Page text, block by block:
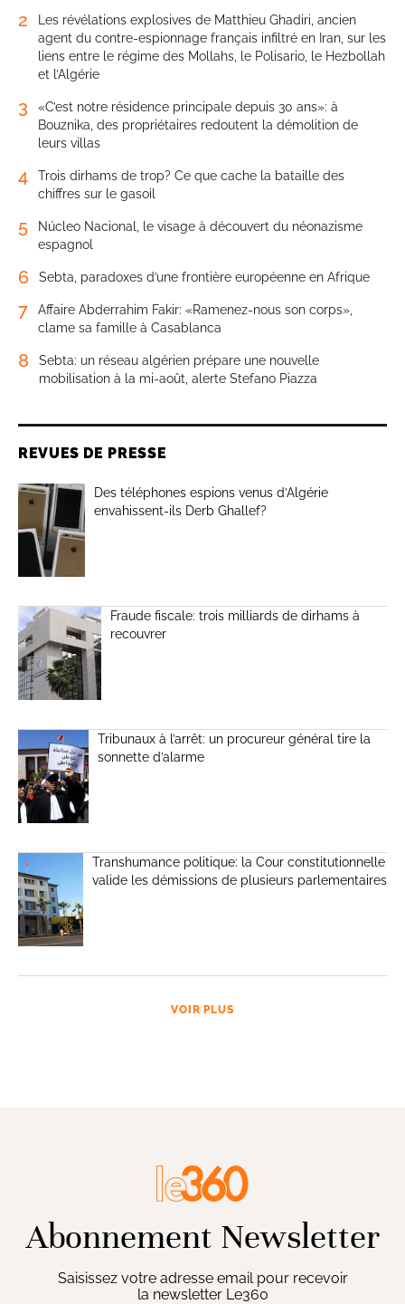
2
Les révélations explosives de Matthieu Ghadiri, ancien
agent du contre-espionnage français infiltré en Iran, sur les
liens entre le régime des Mollahs, le Polisario, le Hezbollah
et l’Algérie
3
«C’est notre résidence principale depuis 30 ans»: à
Bouznika, des propriétaires redoutent la démolition de
leurs villas
4
Trois dirhams de trop? Ce que cache la bataille des
chiffres sur le gasoil
5
Núcleo Nacional, le visage à découvert du néonazisme
espagnol
6 Sebta, paradoxes d’une frontière européenne en Afrique
7
Affaire Abderrahim Fakir: «Ramenez-nous son corps»,
clame sa famille à Casablanca
8
Sebta: un réseau algérien prépare une nouvelle
mobilisation à la mi-août, alerte Stefano Piazza
REVUES DE PRESSE
Des téléphones espions venus d’Algérie
envahissent-ils Derb Ghallef?
Fraude fiscale: trois milliards de dirhams à
recouvrer
Tribunaux à l’arrêt: un procureur général tire la
sonnette d’alarme
Transhumance politique: la Cour constitutionnelle
valide les démissions de plusieurs parlementaires
VOIR PLUS
Abonnement Newsletter
Saisissez votre adresse email pour recevoir
la newsletter Le360